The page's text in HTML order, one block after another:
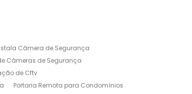
Câmera de Segurança
Câmeras de Segurança
de Cftv
Portaria Remota para Condomínios